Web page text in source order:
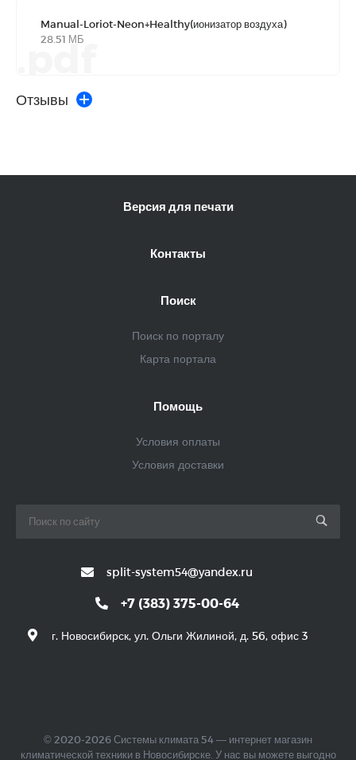
Manual-Loriot-Neon+Healthy(ионизатор воздуха)
28.51 МБ
.pdf
Отзывы
Версия для печати
Контакты
Поиск
Поиск по порталу
Карта портала
Помощь
Условия оплаты
Условия доставки
split-system54@yandex.ru
+7 (383) 375-00-64
г. Новосибирск, ул. Ольги Жилиной, д. 56, офис 3
© 2020-2026 Системы климата 54 — интернет магазин
климатической техники в Новосибирске. У нас вы можете выгодно